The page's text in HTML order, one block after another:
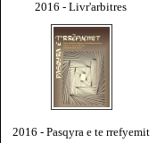
2016 - Livr'arbitres
2016 - Pasqyra e te rrefyemit